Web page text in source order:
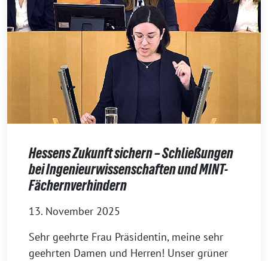
Hessens Zukunft sichern – Schließungen
bei Ingenieurwissenschaften und MINT-
Fächernverhindern
13. November 2025
Sehr geehrte Frau Präsidentin, meine sehr
geehrten Damen und Herren! Unser grüner